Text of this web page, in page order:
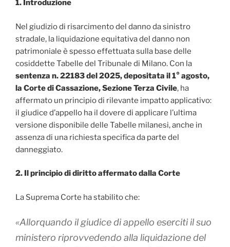
1. Introduzione
Nel giudizio di risarcimento del danno da sinistro
stradale, la liquidazione equitativa del danno non
patrimoniale è spesso effettuata sulla base delle
cosiddette Tabelle del Tribunale di Milano. Con la
sentenza n. 22183 del 2025, depositata il 1° agosto,
la Corte di Cassazione, Sezione Terza Civile, ha
affermato un principio di rilevante impatto applicativo:
il giudice d’appello ha il dovere di applicare l’ultima
versione disponibile delle Tabelle milanesi, anche in
assenza di una richiesta specifica da parte del
danneggiato.
2. Il principio di diritto affermato dalla Corte
La Suprema Corte ha stabilito che:
«Allorquando il giudice di appello eserciti il suo
ministero riprovvedendo alla liquidazione del